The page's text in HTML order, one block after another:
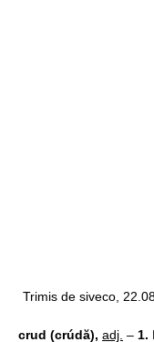
Trimis de siveco,
crud (crúdă), adj. – 1.